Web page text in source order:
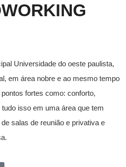
Universidade do oeste paulista,
em área nobre e ao mesmo tempo
fortes como: conforto,
isso em uma área que tem
salas de reunião e privativa e